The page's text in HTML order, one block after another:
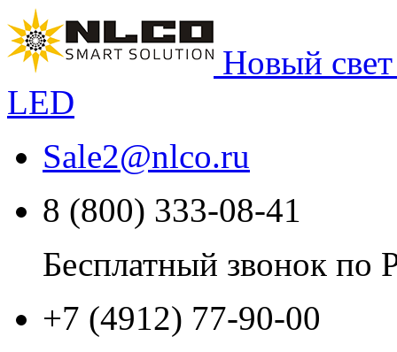
Новый
LED
Sale2@nlco.ru
8 (800) 333-08-41
Бесплатный звонок по
+7 (4912) 77-90-00